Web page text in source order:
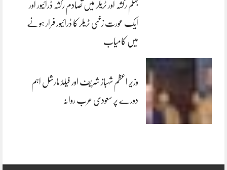
جہلم رکشہ اور ٹریلر میں تصادم رکشہ ڈرائیور اور
ایک عورت زخمی ٹریلر کا ڈرائیور فرار ہونے
میں کامیاب
وزیر اعظم شہباز شریف اور فیلڈ مارشل اہم
دورے پر سعودی عرب روانہ